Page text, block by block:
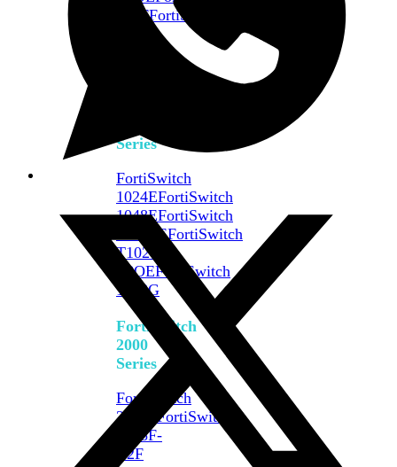
648FFortiSwitch
Series
FortiSwitch
1024EFortiSwitch
1048EFortiSwitch
T1024EFortiSwitch
T1024F-
FPOEFortiSwitch
1048G
FortiSwitch
2000
Series
FortiSwitch
2048F FortiSwitch
2048F-
B2F